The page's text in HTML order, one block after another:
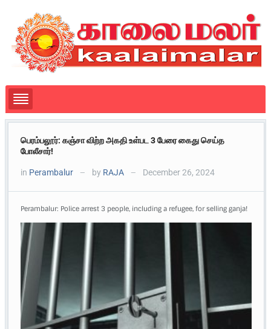
பெரம்பலூர்: கஞ்சா விற்ற அகதி உள்பட 3 பேரை கைது செய்த
போலீசார்!
in Perambalur — by RAJA — December 26, 2024
Perambalur: Police arrest 3 people, including a refugee, for selling ganja!